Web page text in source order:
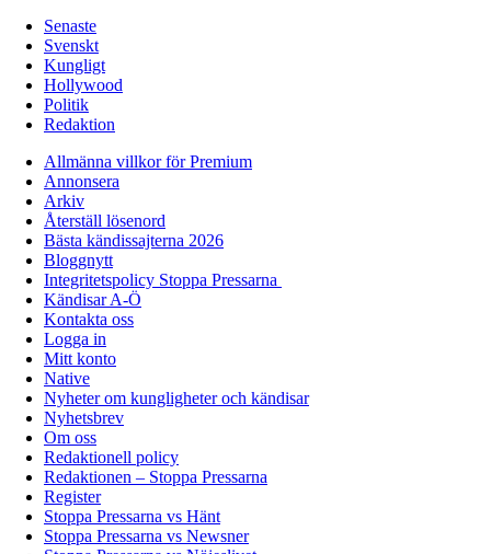
Senaste
Svenskt
Kungligt
Hollywood
Politik
Redaktion
Allmänna villkor för Premium
Annonsera
Arkiv
Återställ lösenord
Bästa kändissajterna 2026
Bloggnytt
Integritetspolicy Stoppa Pressarna
Kändisar A-Ö
Kontakta oss
Logga in
Mitt konto
Native
Nyheter om kungligheter och kändisar
Nyhetsbrev
Om oss
Redaktionell policy
Redaktionen – Stoppa Pressarna
Register
Stoppa Pressarna vs Hänt
Stoppa Pressarna vs Newsner